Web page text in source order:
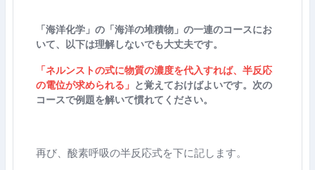
「海洋化学」の「海洋の堆積物」の一連のコースにお
いて、以下は理解しないでも大丈夫です。
「ネルンストの式に物質の濃度を代入すれば、半反応
の電位が求められる」 と覚えておけばよいです。次の
コースで例題を解いて慣れてください。
再び、酸素呼吸の半反応式を下に記します。